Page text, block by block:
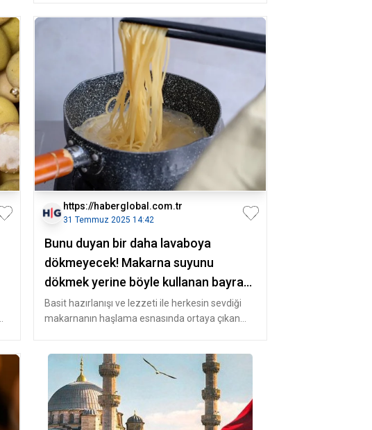
https://haberglobal.com.tr
31 Temmuz 2025 14:42
Bunu duyan bir daha lavaboya
dökmeyecek! Makarna suyunu
dökmek yerine böyle kullanan bayram
ediyor
Basit hazırlanışı ve lezzeti ile herkesin sevdiği
makarnanın haşlama esnasında ortaya çıkan